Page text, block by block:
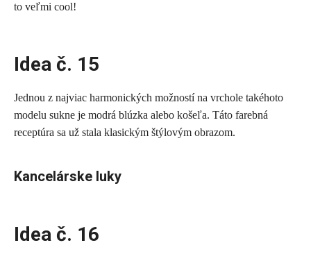
to veľmi cool!
Idea č. 15
Jednou z najviac harmonických možností na vrchole takéhoto
modelu sukne je modrá blúzka alebo košeľa. Táto farebná
receptúra ​​sa už stala klasickým štýlovým obrazom.
Kancelárske luky
Idea č. 16